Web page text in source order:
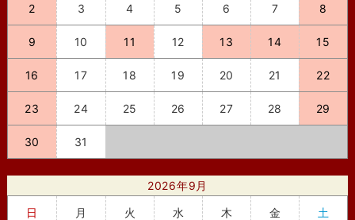
2 3 4 5 6 7 8
9 10 11 12 13 14 15
16 17 18 19 20 21 22
23 24 25 26 27 28 29
30 31
2026年9月
日
月 火 水 木 金 土